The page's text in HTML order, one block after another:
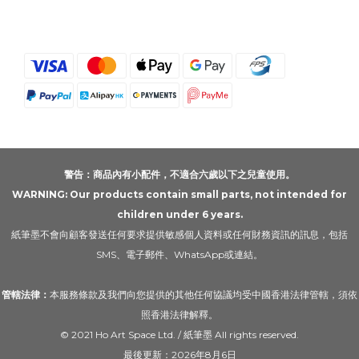
警告：商品內有小配件，不適合六歲以下之兒童使用。
WARNING: Our products contain small parts, not intended for
children under 6 years.
紙筆墨不會向顧客發送任何要求提供敏感個人資料或任何財務資訊的訊息，包括
SMS、電子郵件、WhatsApp或連結。
管轄法律： 本服務條款及我們向您提供的其他任何協議均受中國香港法律管轄，須依
照香港法律解釋。
© 2021 Ho Art Space Ltd. / 紙筆墨 All rights reserved.
最後更新：2026年8月6日